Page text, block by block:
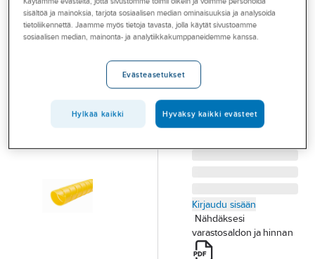
Konseptit
Palvelut
Suojaspiraali
Havel
SUOJASPIRAALI 25M
Tuotenumero
Toimittajan
HP25-25Y
Kirjaudu sisään
Nähdäksesi
varastosaldon ja hinnan
sisältöä ja mainoksia, tarjota sosiaalisen median ominaisuuksia ja analysoida
tietoliikennettä. Jaamme myös tietoja tavasta, jolla käytät sivustoamme
sosiaalisen median, mainonta- ja analytiikkakumppaneidemme kanssa.
Evästeasetukset
Hylkää kaikki Hyväksy kaikki evästeet